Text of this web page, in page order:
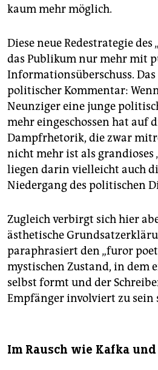
kaum mehr möglich.
Diese neue Redestrategie des
das Publikum nur mehr mit
Informationsüberschuss.
politischer Kommentar:
Neunziger eine junge
mehr eingeschossen hat auf
Dampfrhetorik, die zwar
nicht mehr ist als grandioses
liegen darin vielleicht auch
Niedergang des politischen
Zugleich verbirgt sich hier
ästhetische
paraphrasiert den „furor
mystischen Zustand, in dem
selbst formt und der
Empfänger involviert zu sein
Im Rausch wie Kafka